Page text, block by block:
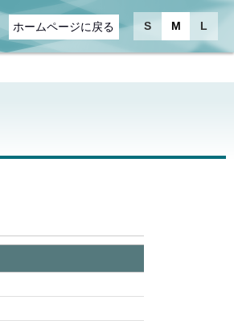
S M L
ホームページに戻る